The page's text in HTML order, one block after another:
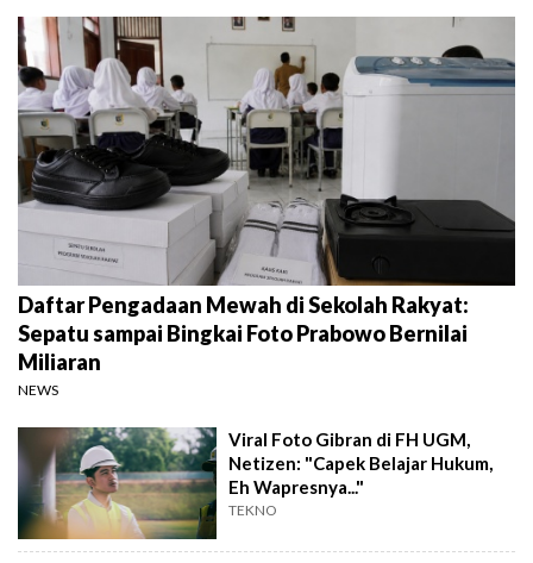
Daftar Pengadaan Mewah di Sekolah Rakyat:
Sepatu sampai Bingkai Foto Prabowo Bernilai
Miliaran
NEWS
Viral Foto Gibran di FH UGM,
Netizen: "Capek Belajar Hukum,
Eh Wapresnya..."
TEKNO